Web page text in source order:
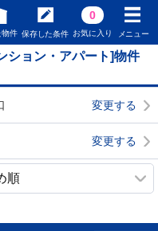
物件 保存した条件
0
お気に入り メニュー
ション・アパート]物件
変更する
変更する